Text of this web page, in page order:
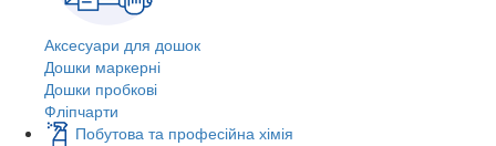
Аксесуари для дошок
Дошки маркерні
Дошки пробкові
Фліпчарти
Побутова та професійна хімія